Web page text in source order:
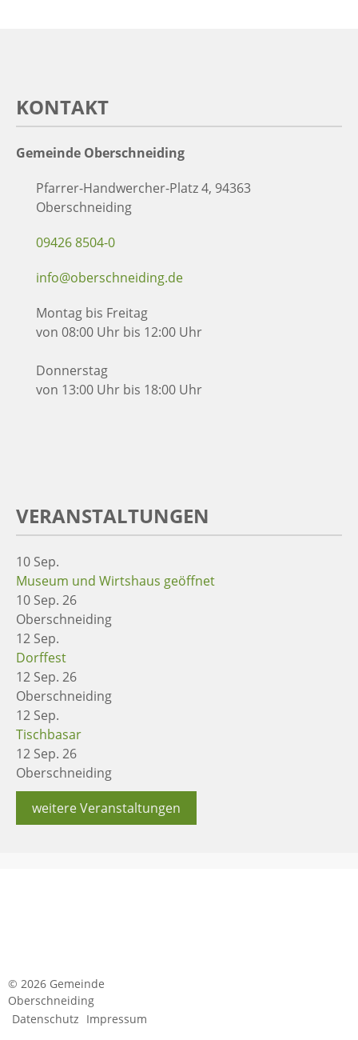
KONTAKT
Gemeinde Oberschneiding
Pfarrer-Handwercher-Platz 4, 94363
Oberschneiding
09426 8504-0
info@oberschneiding.de
Montag bis Freitag
von 08:00 Uhr bis 12:00 Uhr
Donnerstag
von 13:00 Uhr bis 18:00 Uhr
VERANSTALTUNGEN
10 Sep.
Museum und Wirtshaus geöffnet
10 Sep. 26
Oberschneiding
12 Sep.
Dorffest
12 Sep. 26
Oberschneiding
12 Sep.
Tischbasar
12 Sep. 26
Oberschneiding
weitere Veranstaltungen
© 2026 Gemeinde
Oberschneiding
Datenschutz Impressum